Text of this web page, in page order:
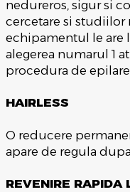
nedureros, sigur si
cercetare si studiilor
echipamentul le are
alegerea numarul 1
procedura de
HAIRLESS
O reducere
apare de regula
REVENIRE RAPIDA